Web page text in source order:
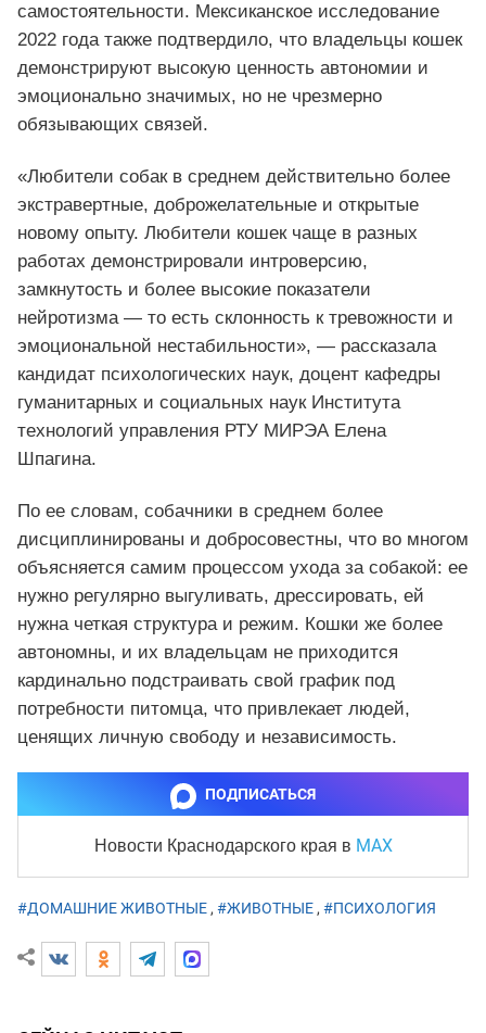
самостоятельности. Мексиканское исследование
2022 года также подтвердило, что владельцы кошек
демонстрируют высокую ценность автономии и
эмоционально значимых, но не чрезмерно
обязывающих связей.
«Любители собак в среднем действительно более
экстравертные, доброжелательные и открытые
новому опыту. Любители кошек чаще в разных
работах демонстрировали интроверсию,
замкнутость и более высокие показатели
нейротизма — то есть склонность к тревожности и
эмоциональной нестабильности», — рассказала
кандидат психологических наук, доцент кафедры
гуманитарных и социальных наук Института
технологий управления РТУ МИРЭА Елена
Шпагина.
По ее словам, собачники в среднем более
дисциплинированы и добросовестны, что во многом
объясняется самим процессом ухода за собакой: ее
нужно регулярно выгуливать, дрессировать, ей
нужна четкая структура и режим. Кошки же более
автономны, и их владельцам не приходится
кардинально подстраивать свой график под
потребности питомца, что привлекает людей,
ценящих личную свободу и независимость.
ПОДПИСАТЬСЯ
Новости Краснодарского края в MAX
#ДОМАШНИЕ ЖИВОТНЫЕ, #ЖИВОТНЫЕ, #ПСИХОЛОГИЯ